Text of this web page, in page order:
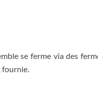
se ferme via des
fournie.